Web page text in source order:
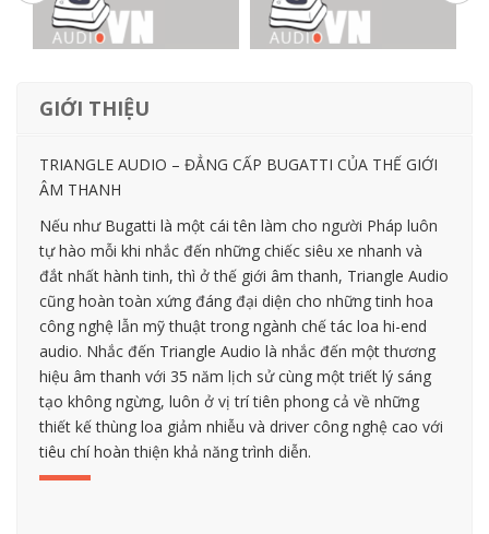
GIỚI THIỆU
TRIANGLE AUDIO – ĐẲNG CẤP BUGATTI CỦA THẾ GIỚI
ÂM THANH
Nếu như Bugatti là một cái tên làm cho người Pháp luôn
tự hào mỗi khi nhắc đến những chiếc siêu xe nhanh và
đắt nhất hành tinh, thì ở thế giới âm thanh, Triangle Audio
cũng hoàn toàn xứng đáng đại diện cho những tinh hoa
công nghệ lẫn mỹ thuật trong ngành chế tác loa hi-end
audio. Nhắc đến Triangle Audio là nhắc đến một thương
hiệu âm thanh với 35 năm lịch sử cùng một triết lý sáng
tạo không ngừng, luôn ở vị trí tiên phong cả về những
thiết kế thùng loa giảm nhiễu và driver công nghệ cao với
tiêu chí hoàn thiện khả năng trình diễn.